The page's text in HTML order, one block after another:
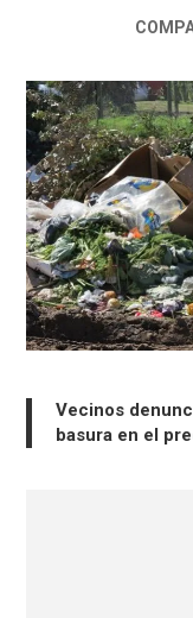
Vecinos
basura en el